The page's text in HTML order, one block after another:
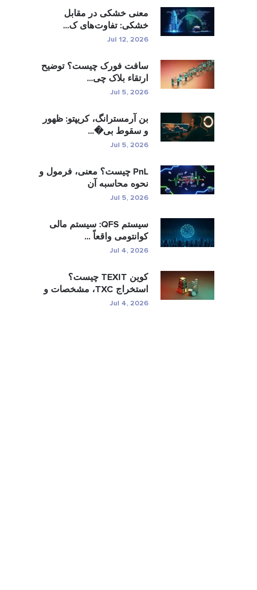
معنی خشکی در مقابل
خشکی: تفاوت‌های ک...
Jul 12, 2026
سافت فورک چیست؟ توضیح
ارتقاء بلاک چی...
Jul 5, 2026
بن آرمسترانگ، کریپتو: ظهور
و سقوط بی�...
Jul 5, 2026
PnL چیست؟ معنی، فرمول و
نحوه محاسبه آن
Jul 5, 2026
سیستم QFS: سیستم مالی
کوانتومی واقعاً ...
Jul 4, 2026
کوین TEXIT چیست؟
استخراج TXC، مشخصات و
ر�...
Jul 4, 2026